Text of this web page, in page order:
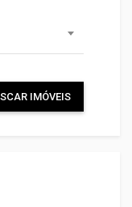
IMÓVEIS